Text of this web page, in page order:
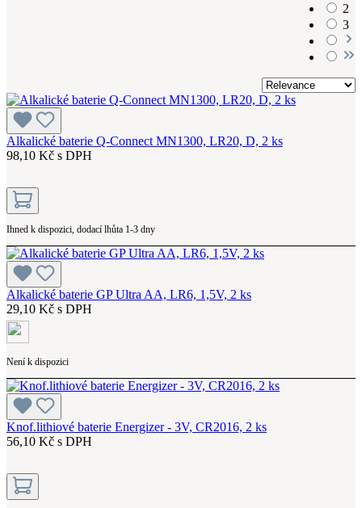
2
3
Alkalické baterie Q-Connect MN1300, LR20, D, 2 ks
98,10 Kč s DPH
Ihned k dispozici, dodací lhůta 1-3 dny
Alkalické baterie GP Ultra AA, LR6, 1,5V, 2 ks
29,10 Kč s DPH
Není k dispozici
Knof.lithiové baterie Energizer - 3V, CR2016, 2 ks
56,10 Kč s DPH